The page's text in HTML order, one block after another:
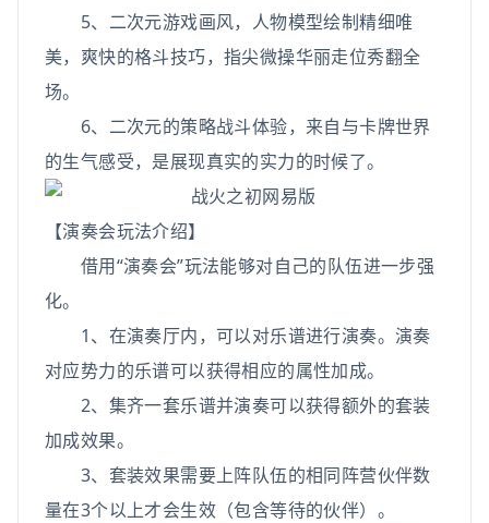
5、二次元游戏画风，人物模型绘制精细唯
美，爽快的格斗技巧，指尖微操华丽走位秀翻全
场。
6、二次元的策略战斗体验，来自与卡牌世界
的生气感受，是展现真实的实力的时候了。
【演奏会玩法介绍】
借用“演奏会”玩法能够对自己的队伍进一步强
化。
1、在演奏厅内，可以对乐谱进行演奏。演奏
对应势力的乐谱可以获得相应的属性加成。
2、集齐一套乐谱并演奏可以获得额外的套装
加成效果。
3、套装效果需要上阵队伍的相同阵营伙伴数
量在3个以上才会生效（包含等待的伙伴）。